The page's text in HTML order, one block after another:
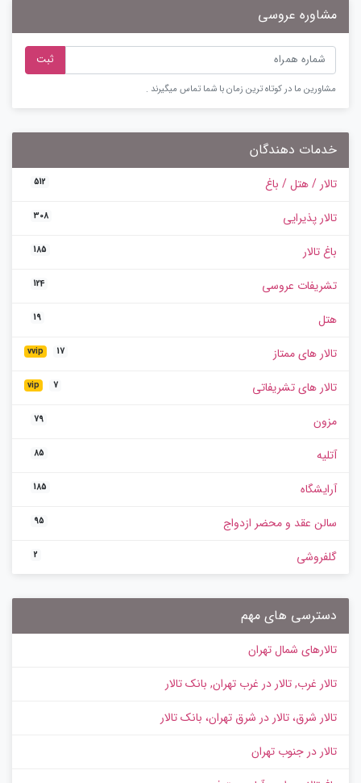
مشاوره عروسی
ثبت
مشاورین ما در کوتاه ترین زمان با شما تماس میگیرند .
خدمات دهندگان
تالار / هتل / باغ 512
تالار پذیرایی 308
باغ تالار 185
تشریفات عروسی 124
هتل 19
تالار های ممتاز vvip 17
تالار های تشریفاتی vip 7
مزون 79
آتلیه 85
آرایشگاه 185
سالن عقد و محضر ازدواج 95
گلفروشی 2
دسترسی های مهم
تالارهای شمال تهران
تالار غرب, تالار در غرب تهران, بانک تالار
تالار شرق، تالار در شرق تهران، بانک تالار
تالار در جنوب تهران